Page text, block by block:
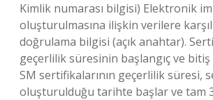
Kimlik numarası bilgisi) Elektronik
oluşturulmasına ilişkin verilere
doğrulama bilgisi (açık anahtar).
geçerlilik süresinin başlangıç ​​ve
SM sertifikalarının geçerlilik süresi,
oluşturulduğu tarihte başlar ve tam